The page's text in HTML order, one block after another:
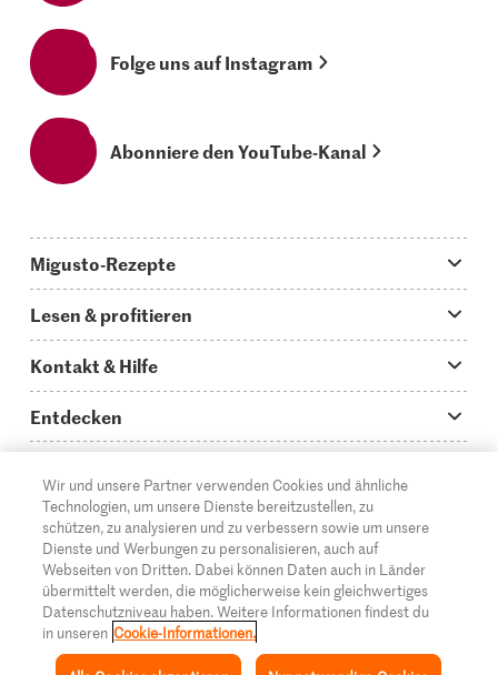
Folge uns auf Instagram
Abonniere den YouTube-Kanal
Migusto-Rezepte
Was koche ich heute?
Hauptgerichte
Schnelle & einfache Rezepte
Apéro & Fingerfood
Backen
Rezepte für Familien & Kinder
Alle Rezeptkategorien
Lesen & profitieren
Storys
How to-Videos
Glossar
Migusto Login
Migusto Printmagazin
Wettbewerbe
Kontakt & Hilfe
Infos zum Kochen mit Migusto
Kontakt
Mediadaten Werbetreibende
Impressum
Rechtliche Hinweise
Entdecken
Supermarkt
Migros Online
Über die Migros
Filialen
Cumulus
© 2026 Migros-Genossenschafts-Bund
DE FR IT
Wir und unsere Partner verwenden Cookies und ähnliche
Technologien, um unsere Dienste bereitzustellen, zu
schützen, zu analysieren und zu verbessern sowie um unsere
Dienste und Werbungen zu personalisieren, auch auf
Webseiten von Dritten. Dabei können Daten auch in Länder
übermittelt werden, die möglicherweise kein gleichwertiges
Datenschutzniveau haben. Weitere Informationen findest du
in unseren Cookie-Informationen.